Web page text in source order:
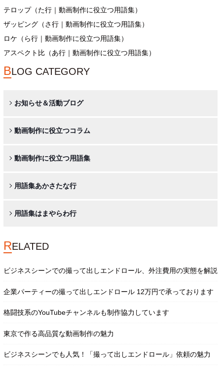
テロップ（た行｜動画制作に役立つ用語集）
ザッピング（さ行｜動画制作に役立つ用語集）
ロケ（ら行｜動画制作に役立つ用語集）
アスペクト比（あ行｜動画制作に役立つ用語集）
BLOG CATEGORY
お知らせ＆活動ブログ
動画制作に役立つコラム
動画制作に役立つ用語集
用語集あかさたな行
用語集はまやらわ行
RELATED
ビジネスシーンでの撮って出しエンドロール、外注費用の実態を解説
企業パーティーの撮って出しエンドロール 12万円で承っております
格闘技系のYouTubeチャンネルも制作協力しています
東京で作る高品質な動画制作の魅力
ビジネスシーンでも人気！「撮って出しエンドロール」依頼の魅力